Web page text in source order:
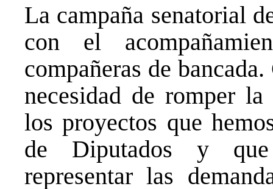
La campaña senatorial
con el
compañeras de
necesidad de romper
los proyectos que
de Diputados y que
representar las